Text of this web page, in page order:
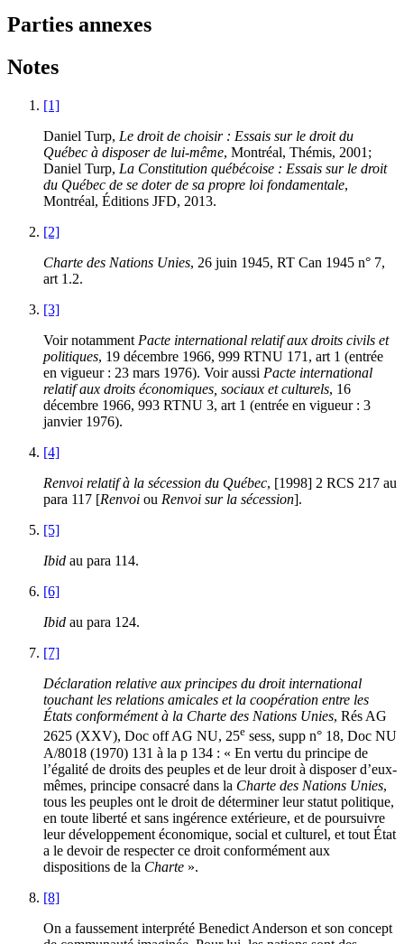
Parties annexes
Notes
[1]
Daniel Turp, Le droit de choisir : Essais sur le droit du
Québec à disposer de lui-même, Montréal, Thémis, 2001;
Daniel Turp, La Constitution québécoise : Essais sur le droit
du Québec de se doter de sa propre loi fondamentale,
Montréal, Éditions JFD, 2013.
[2]
Charte des Nations Unies, 26 juin 1945, RT Can 1945 n° 7,
art 1.2.
[3]
Voir notamment Pacte international relatif aux droits civils et
politiques, 19 décembre 1966, 999 RTNU 171, art 1 (entrée
en vigueur : 23 mars 1976). Voir aussi Pacte international
relatif aux droits économiques, sociaux et culturels, 16
décembre 1966, 993 RTNU 3, art 1 (entrée en vigueur : 3
janvier 1976).
[4]
Renvoi relatif à la sécession du Québec, [1998] 2 RCS 217 au
para 117 [Renvoi ou Renvoi sur la sécession].
[5]
Ibid au para 114.
[6]
Ibid au para 124.
[7]
Déclaration relative aux principes du droit international
touchant les relations amicales et la coopération entre les
États conformément à la Charte des Nations Unies, Rés AG
2625 (XXV), Doc off AG NU, 25e sess, supp n° 18, Doc NU
A/8018 (1970) 131 à la p 134 : « En vertu du principe de
l’égalité de droits des peuples et de leur droit à disposer d’eux-
mêmes, principe consacré dans la Charte des Nations Unies,
tous les peuples ont le droit de déterminer leur statut politique,
en toute liberté et sans ingérence extérieure, et de poursuivre
leur développement économique, social et culturel, et tout État
a le devoir de respecter ce droit conformément aux
dispositions de la Charte ».
[8]
On a faussement interprété Benedict Anderson et son concept